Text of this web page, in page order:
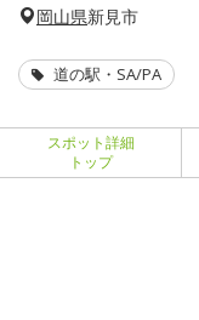
岡山県新見市
道の駅・SA/PA
スポット詳細
トップ